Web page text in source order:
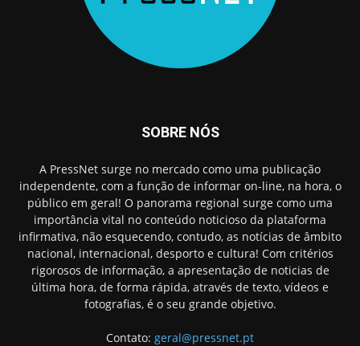
SOBRE NÓS
A PressNet surge no mercado como uma publicação
independente, com a função de informar on-line, na hora, o
público em geral! O panorama regional surge como uma
importância vital no conteúdo noticioso da plataforma
infirmativa, não esquecendo, contudo, as notícias de âmbito
nacional, internacional, desporto e cultura! Com critérios
rigorosos de informação, a apresentação de noticias de
última hora, de forma rápida, através de texto, vídeos e
fotografias, é o seu grande objetivo.
Contato: geral@pressnet.pt